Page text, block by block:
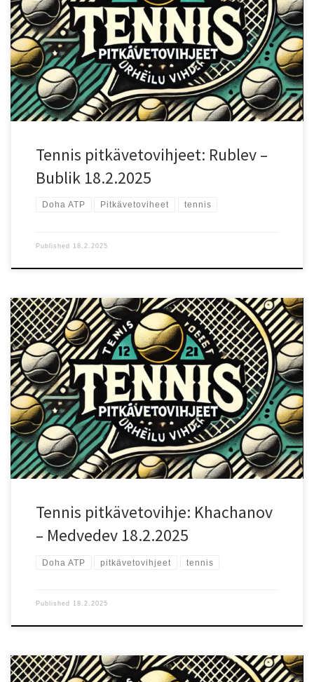
sopii molemmille, sillä Rublev suosii aggressiivista takakenttäpeliä
ja Bublik hyödyntää vahvaa syöttöään ja luovaa pelityyliään. Testaa
uusi vedonlyöntisivu!: Testaa uutta Betizyä reiluilla eduilla!
Pelaajien vire ja tilastot Rublev on väsymätön takakenttäpelaaja,
joka perustaa pelinsä voimakkaisiin kämmenlyönteihin ja vahvaan
peruspelin intensiteettiin. Hänellä on parempi pelitaso kuin
Bublikilla, mutta jos ottelu venyy ja Bublik saa syöttönsä
toimimaan, ottelusta voi tulla vaikea Rubleville. Bublik on hyvin
Tennis pitkävetovihjeet: Rublev –
Bublik 18.2.2025
Doha ATP Pitkävetoviheet tennis
Published 18.2.2025
Ottelun lähtökohdat Doha ATP -turnauksen ensimmäisellä
kierroksella kohtaavat Karen Khachanov (ranking 21) ja Daniil
Medvedev (ranking 6). Medvedev johtaa keskinäisiä kohtaamisia 5–
2, mikä antaa hänelle henkisen edun otteluun lähdettäessä.
Nopea kovakenttä sopii molemmille, mutta Medvedevin pelityyli
on perinteisesti ollut tehokkaampi pitkillä takakenttäralleilla.
Testaa uusi vedonlyöntisivu!: Testaa uutta Betizyä reiluilla eduilla!
Pelaajien vire ja tilastot Khachanov on voimakaslyöntinen pelaaja,
joka luottaa vahvaan syöttöön ja aggressiivisiin peruslyönteihin.
Hän pystyy pitämään ottelut nopeina, mutta hänen pelinsä ei ole
yhtä monipuolinen kuin Medvedevillä, ja pitkissä ralleissa hän on
altavastaaja. Medvedev on yksi kiertueen parhaista kovien kenttien
Tennis pitkävetovihje: Khachanov
– Medvedev 18.2.2025
Doha ATP pitkävetovihjeet tennis
Published 18.2.2025
Ottelun lähtökohdat Doha ATP -turnauksen ensimmäisellä